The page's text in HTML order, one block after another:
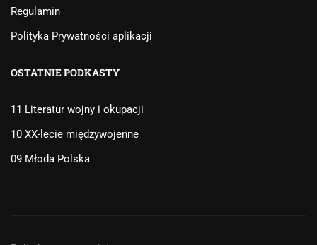
Regulamin
Polityka Prywatności aplikacji
OSTATNIE PODKASTY
11 Literatur wojny i okupacji
10 XX-lecie międzywojenne
09 Młoda Polska